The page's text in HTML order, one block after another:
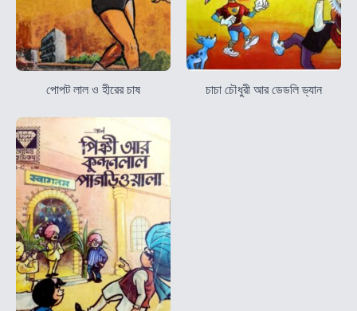
পোপট লাল ও হীরের চাষ চাচা চৌধুরী আর ডেডলি ড্যান